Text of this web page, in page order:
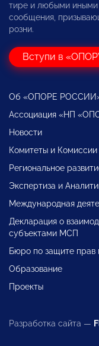
тире и любыми иными
сообщения,
розни.
Вступи в
Об «ОПОРЕ
Ассоциация «НП
Новости
Комитеты и Комиссии
Региональное
Экспертиза и
Международная
Декларация о
субъектами МСП
Бюро по защите прав
Образование
Проекты
Разработка сайта —